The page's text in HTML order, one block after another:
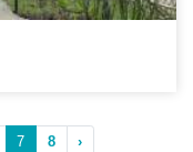
7 8 ›